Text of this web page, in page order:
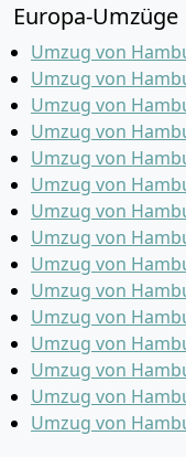
Europa-Umzüge
Umzug von
Umzug von
Umzug von
Umzug von
Umzug von
Umzug von
Umzug von
Umzug von
Umzug von
Umzug von
Umzug von
Umzug von
Umzug von
Umzug von
Umzug von